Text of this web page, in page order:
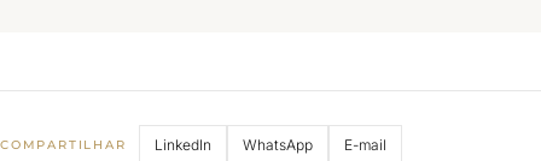
COMPARTILHAR LinkedIn WhatsApp E-mail